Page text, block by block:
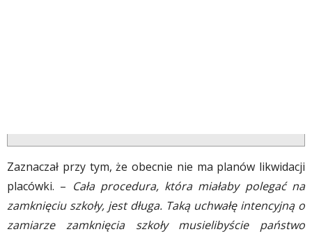
Zaznaczał przy tym, że obecnie nie ma planów likwidacji
placówki. – Cała procedura, która miałaby polegać na
zamknięciu szkoły, jest długa. Taką uchwałę intencyjną o
zamiarze zamknięcia szkoły musielibyście państwo